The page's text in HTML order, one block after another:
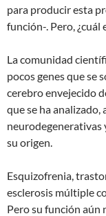
para producir esta
función-. Pero, ¿cuál
La comunidad
pocos genes que se
cerebro envejecido
que se ha analizado,
neurodegenerativas
su origen.
Esquizofrenia,
esclerosis múltiple
Pero su función aún